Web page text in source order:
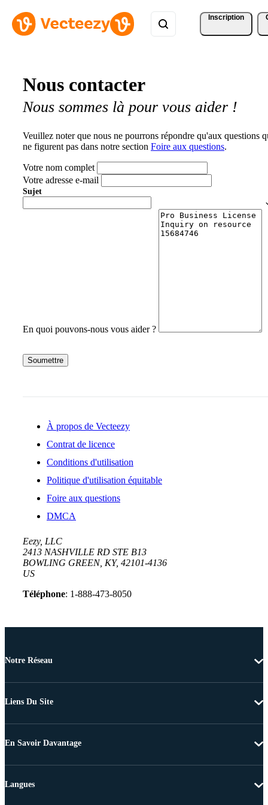
Inscription
Nous contacter
Nous sommes là pour vous aider !
Veuillez noter que nous ne pourrons répondre qu'aux questions
ne figurent pas dans notre section Foire aux questions.
Votre nom complet
Votre adresse e-mail
Sujet
En quoi pouvons-nous vous aider ?
Soumettre
À propos de Vecteezy
Contrat de licence
Conditions d'utilisation
Politique d'utilisation équitable
Foire aux questions
DMCA
Eezy, LLC
2413 NASHVILLE RD STE B13
BOWLING GREEN, KY, 42101-4136
US
Téléphone: 1-888-473-8050
Notre Réseau
Liens Du Site
En Savoir Davantage
Langues